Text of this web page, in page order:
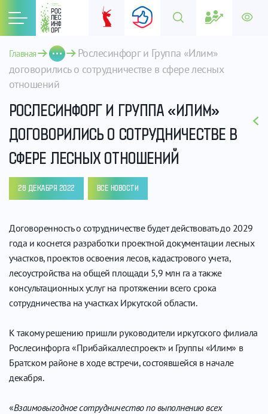
Главная
Рослесинфорг и Группа «Илим»
договорились о сотрудничестве в сфере лесных
отношений
РОСЛЕСИНФОРГ И ГРУППА «ИЛИМ»
ДОГОВОРИЛИСЬ О СОТРУДНИЧЕСТВЕ В
СФЕРЕ ЛЕСНЫХ ОТНОШЕНИЙ
26 ДЕКАБРЯ 2022 ВСЕ НОВОСТИ
Договоренность о сотрудничестве будет действовать до 2029
года и коснется разработки проектной документации лесных
участков, проектов освоения лесов, кадастрового учета,
лесоустройства на общей площади 5,9 млн га а также
консультационных услуг на протяжении всего срока
сотрудничества на участках Иркутской области.
К такому решению пришли руководители иркутского филиала
Рослесинфорга «Прибайкаллеспроект» и Группы «Илим» в
Братском районе в ходе встречи, состоявшейся в начале
декабря.
«Взаимовыгодное сотрудничество по выполнению всех